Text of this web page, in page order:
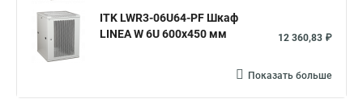
ITK LWR3-06U64-PF Шкаф
LINEA W 6U 600x450 мм
12 360,83 ₽
Показать больше